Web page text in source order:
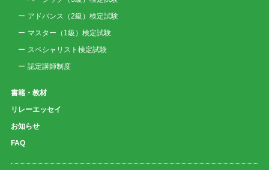
アドバンス（2級）検定試験
マスター（1級）検定試験
スペシャリスト検定試験
認定講師制度
書籍・教材
リレーエッセイ
お知らせ
FAQ